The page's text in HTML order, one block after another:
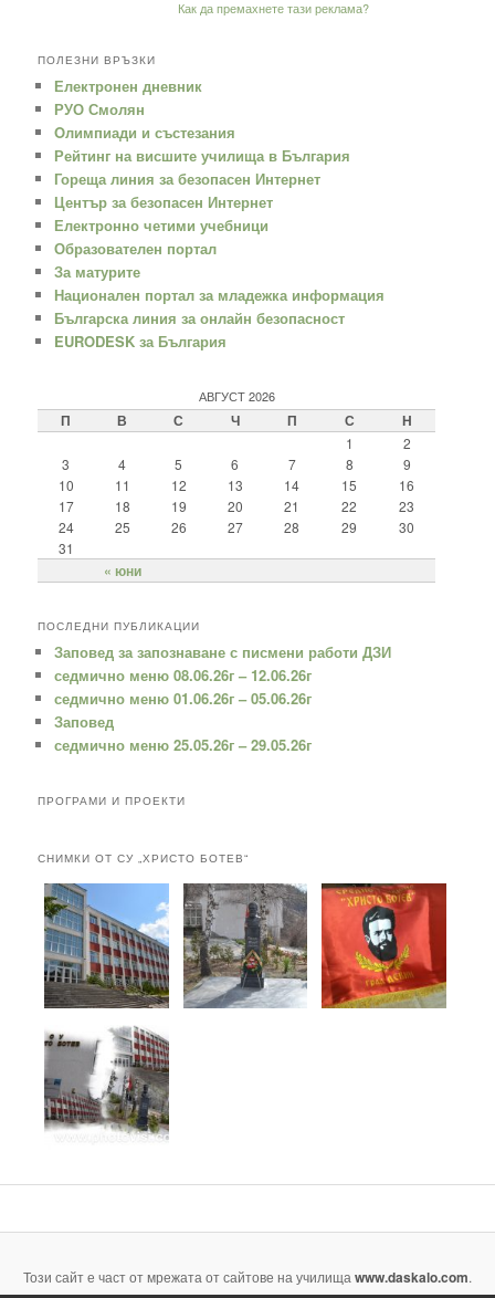
Как да премахнете тази реклама?
ПОЛЕЗНИ ВРЪЗКИ
Електронен дневник
РУО Смолян
Oлимпиади и състезания
Рейтинг на висшите училища в България
Гореща линия за безопасен Интернет
Център за безопасен Интернет
Електронно четими учебници
Образователен портал
За матурите
Национален портал за младежка информация
Българска линия за онлайн безопасност
EURODESK за България
АВГУСТ 2026
П В С Ч П С Н
« юни
1
2
3
4 5 6 7 8
9
10
11 12 13 14 15
16
17
18 19 20 21 22
23
24
25 26 27 28 29
30
31
ПОСЛЕДНИ ПУБЛИКАЦИИ
Заповед за запознаване с писмени работи ДЗИ
седмично меню 08.06.26г – 12.06.26г
седмично меню 01.06.26г – 05.06.26г
Заповед
седмично меню 25.05.26г – 29.05.26г
ПРОГРАМИ И ПРОЕКТИ
СНИМКИ ОТ СУ „ХРИСТО БОТЕВ“
Този сайт е част от мрежата от сайтове на училища www.daskalo.com.